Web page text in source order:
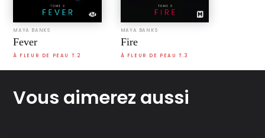
MAYA BANKS
Fever
À FLEUR DE PEAU T.2
MAYA BANKS
Fire
À FLEUR DE PEAU T.3
Vous aimerez aussi